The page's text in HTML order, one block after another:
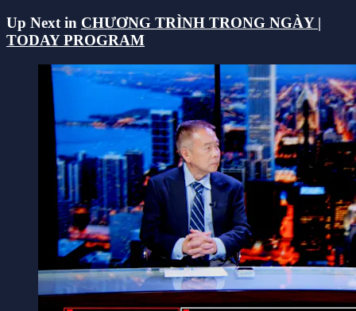
Up Next in CHƯƠNG TRÌNH TRONG NGÀY |
TODAY PROGRAM